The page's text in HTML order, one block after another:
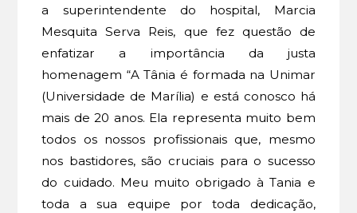
a superintendente do hospital, Marcia
Mesquita Serva Reis, que fez questão de
enfatizar a importância da justa
homenagem “A Tânia é formada na Unimar
(Universidade de Marília) e está conosco há
mais de 20 anos. Ela representa muito bem
todos os nossos profissionais que, mesmo
nos bastidores, são cruciais para o sucesso
do cuidado. Meu muito obrigado à Tania e
toda a sua equipe por toda dedicação,